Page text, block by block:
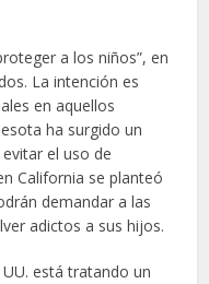
a los niños”, en
La intención es
en aquellos
ha surgido un
el uso de
California se planteó
demandar a las
adictos a sus hijos.
está tratando un